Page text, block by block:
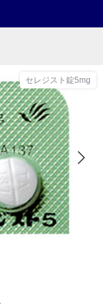
セレジスト錠5mg